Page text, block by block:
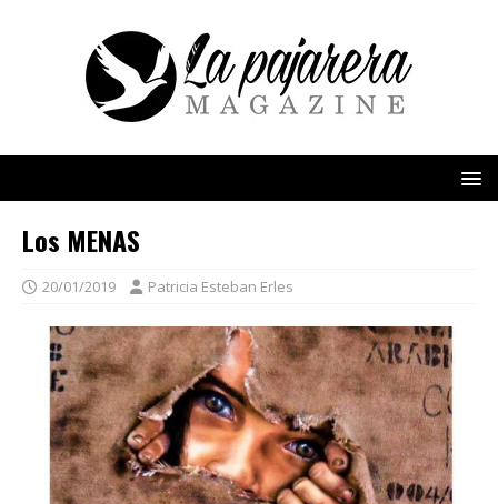
Los MENAS
20/01/2019 Patricia Esteban Erles